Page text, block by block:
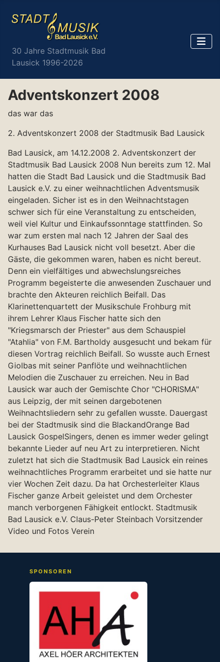
30 Jahre Stadtmusik Bad
Lausick 1996-2026
Adventskonzert 2008
das war das
2. Adventskonzert 2008 der Stadtmusik Bad Lausick
Bad Lausick, am 14.12.2008 2. Adventskonzert der
Stadtmusik Bad Lausick 2008 Nun bereits zum 12. Mal
hatten die Stadt Bad Lausick und die Stadtmusik Bad
Lausick e.V. zu einer weihnachtlichen Adventsmusik
eingeladen. Sicher ist es in den Weihnachtstagen
schwer sich für eine Veranstaltung zu entscheiden,
weil viel Kultur und Einkaufssonntage stattfinden. So
war zum ersten mal nach 12 Jahren der Saal des
Kurhauses Bad Lausick nicht voll besetzt. Aber die
Gäste, die gekommen waren, haben es nicht bereut.
Denn ein vielfältiges und abwechslungsreiches
Programm begeisterte die anwesenden Zuschauer und
brachte den Akteuren reichlich Beifall. Das
Klarinettenquartett der Musikschule Frohburg mit
ihrem Lehrer Klaus Fischer hatte sich den
"Kriegsmarsch der Priester" aus dem Schauspiel
"Atahlia" von F.M. Bartholdy ausgesucht und bekam für
diesen Vortrag reichlich Beifall. So wusste auch Ernest
Giolbas mit seiner Panflöte und weihnachtlichen
Melodien die Zuschauer zu erreichen. Neu in Bad
Lausick war auch der Gemischte Chor "CHORISMA"
aus Leipzig, der mit seinen dargebotenen
Weihnachtsliedern sehr zu gefallen wusste. Dauergast
bei der Stadtmusik sind die BlackandOrange Bad
Lausick GospelSingers, denen es immer weder gelingt
bekannte Lieder auf neu Art zu interpretieren. Nicht
zuletzt hat sich die Stadtmusik Bad Lausick ein reines
weihnachtliches Programm erarbeitet und sie hatte nur
vier Wochen Zeit dazu. Da hat Orchesterleiter Klaus
Fischer ganze Arbeit geleistet und dem Orchester
manch verborgenen Fähigkeit entlockt. Stadtmusik
Bad Lausick e.V. Claus-Peter Steinbach Vorsitzender
Video und Fotos Verein
SPONSOREN